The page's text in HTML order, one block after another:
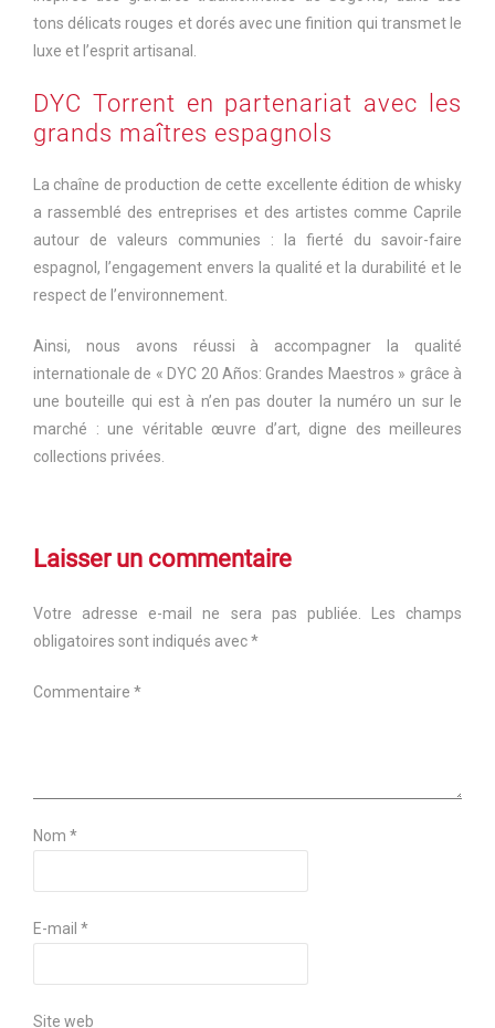
tons délicats rouges et dorés avec une finition qui transmet le
luxe et l’esprit artisanal.
DYC Torrent en partenariat avec les
grands maîtres espagnols
La chaîne de production de cette excellente édition de whisky
a rassemblé des entreprises et des artistes comme Caprile
autour de valeurs communies : la fierté du savoir-faire
espagnol, l’engagement envers la qualité et la durabilité et le
respect de l’environnement.
Ainsi, nous avons réussi à accompagner la qualité
internationale de « DYC 20 Años: Grandes Maestros » grâce à
une bouteille qui est à n’en pas douter la numéro un sur le
marché : une véritable œuvre d’art, digne des meilleures
collections privées.
Laisser un commentaire
Votre adresse e-mail ne sera pas publiée.
Les champs
obligatoires sont indiqués avec*
Commentaire *
Nom *
E-mail *
Site web